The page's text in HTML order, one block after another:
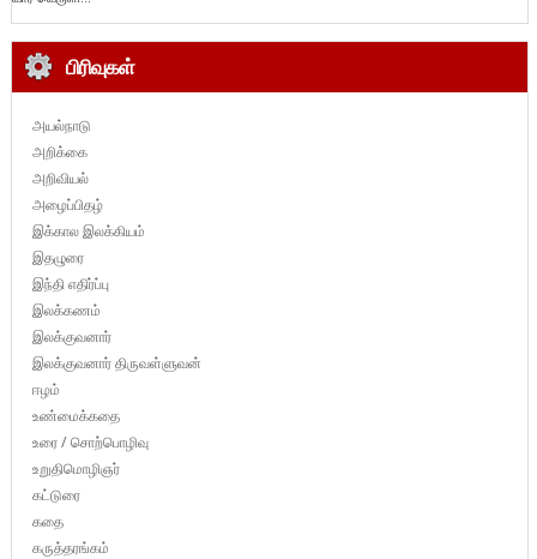
பிரிவுகள்
அயல்நாடு
அறிக்கை
அறிவியல்
அழைப்பிதழ்
இக்கால இலக்கியம்
இதழுரை
இந்தி எதிர்ப்பு
இலக்கணம்
இலக்குவனார்
இலக்குவனார் திருவள்ளுவன்
ஈழம்
உண்மைக்கதை
உரை / சொற்பொழிவு
உறுதிமொழிஞர்
கட்டுரை
கதை
கருத்தரங்கம்